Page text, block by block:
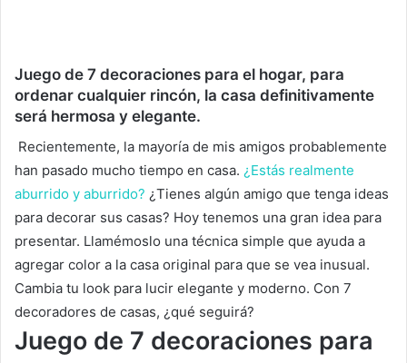
Juego de 7 decoraciones para el hogar, para
ordenar cualquier rincón, la casa definitivamente
será hermosa y elegante.
Recientemente, la mayoría de mis amigos probablemente
han pasado mucho tiempo en casa. ¿Estás realmente
aburrido y aburrido? ¿Tienes algún amigo que tenga ideas
para decorar sus casas? Hoy tenemos una gran idea para
presentar. Llamémoslo una técnica simple que ayuda a
agregar color a la casa original para que se vea inusual.
Cambia tu look para lucir elegante y moderno. Con 7
decoradores de casas, ¿qué seguirá?
Juego de 7 decoraciones para